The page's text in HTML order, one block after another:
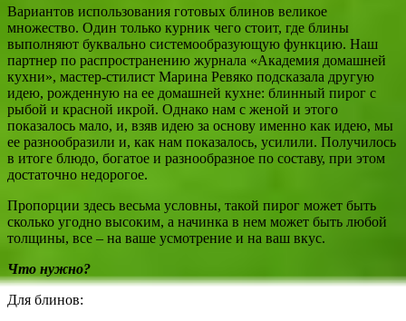
Вариантов использования готовых блинов великое
множество. Один только курник чего стоит, где блины
выполняют буквально системообразующую функцию. Наш
партнер по распространению журнала «Академия домашней
кухни», мастер-стилист Марина Ревяко подсказала другую
идею, рожденную на ее домашней кухне: блинный пирог с
рыбой и красной икрой. Однако нам с женой и этого
показалось мало, и, взяв идею за основу именно как идею, мы
ее разнообразили и, как нам показалось, усилили. Получилось
в итоге блюдо, богатое и разнообразное по составу, при этом
достаточно недорогое.
Пропорции здесь весьма условны, такой пирог может быть
сколько угодно высоким, а начинка в нем может быть любой
толщины, все – на ваше усмотрение и на ваш вкус.
Что нужно?
Для блинов: